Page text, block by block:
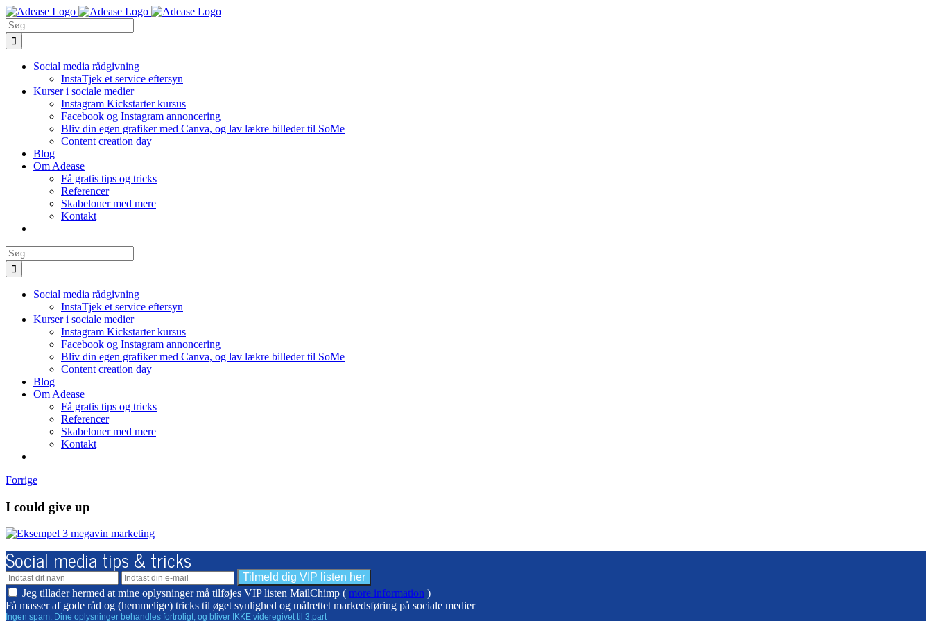
Skip
to
content
Søg
efter:
Social media rådgivning
InstaTjek et service eftersyn
Kurser i sociale medier
Instagram Kickstarter kursus
Facebook og Instagram annoncering
Bliv din egen grafiker med Canva, og lav lækre billeder til SoMe
Content creation day
Blog
Om Adease
Få gratis tips og tricks
Referencer
Skabeloner med mere
Kontakt
Søg
efter:
Social media rådgivning
InstaTjek et service eftersyn
Kurser i sociale medier
Instagram Kickstarter kursus
Facebook og Instagram annoncering
Bliv din egen grafiker med Canva, og lav lækre billeder til SoMe
Content creation day
Blog
Om Adease
Få gratis tips og tricks
Referencer
Skabeloner med mere
Kontakt
Forrige
I could give up
Social media tips & tricks
Jeg tillader hermed at mine oplysninger må tilføjes VIP listen MailChimp ( more information )
Få masser af gode råd og (hemmelige) tricks til øget synlighed og målrettet markedsføring på sociale medier
Ingen spam. Dine oplysninger behandles fortroligt, og bliver IKKE videregivet til 3.part